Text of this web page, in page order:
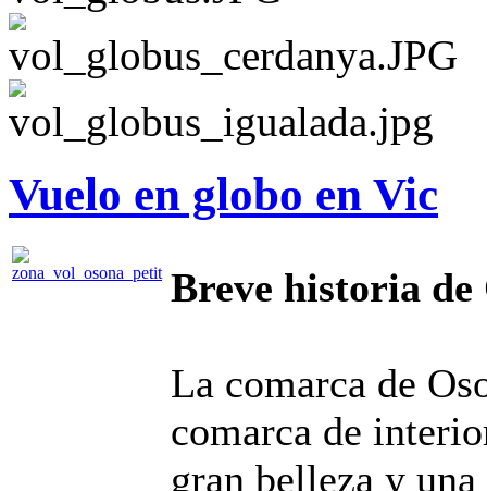
Vuelo en globo en Vic
Breve historia de
La comarca de
comarca de
gran belleza y